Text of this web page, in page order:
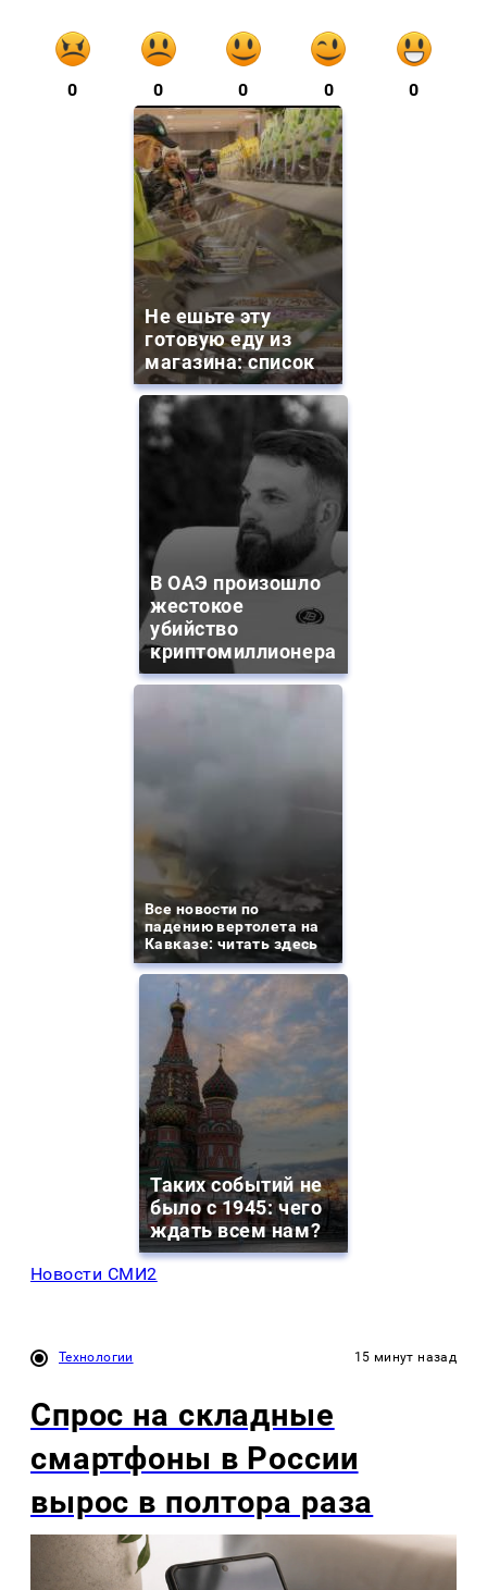
0 0 0 0 0
Не ешьте эту
готовую еду из
магазина: список
В ОАЭ произошло
жестокое
убийство
криптомиллионера
Все новости по
падению вертолета на
Кавказе: читать здесь
Таких событий не
было с 1945: чего
ждать всем нам?
Новости СМИ2
Технологии 15 минут назад
Спрос на складные
смартфоны в России
вырос в полтора раза